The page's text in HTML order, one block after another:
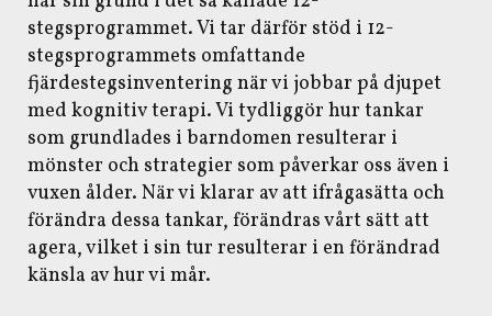
stegsprogrammet. Vi tar därför stöd i 12-
stegsprogrammets omfattande
fjärdestegsinventering när vi jobbar på djupet
med kognitiv terapi. Vi tydliggör hur tankar
som grundlades i barndomen resulterar i
mönster och strategier som påverkar oss även i
vuxen ålder. När vi klarar av att ifrågasätta och
förändra dessa tankar, förändras vårt sätt att
agera, vilket i sin tur resulterar i en förändrad
känsla av hur vi mår.